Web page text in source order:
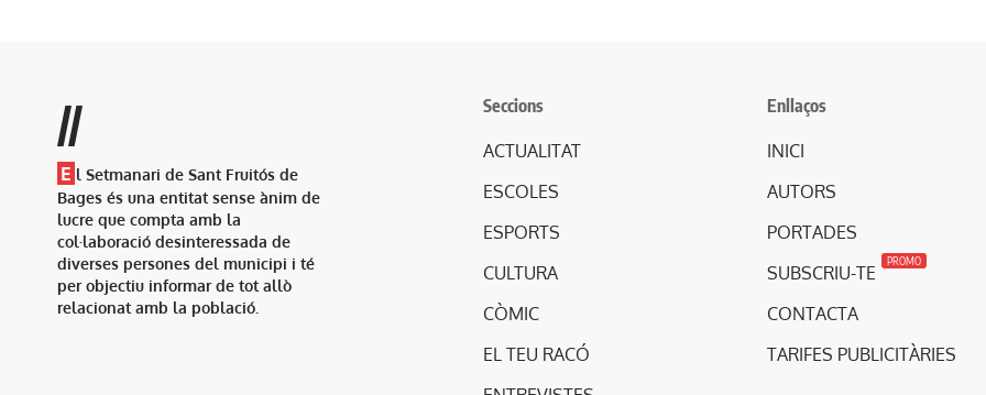
//
E l Setmanari de Sant Fruitós de
Bages és una entitat sense ànim de
lucre que compta amb la
col·laboració desinteressada de
diverses persones del municipi i té
per objectiu informar de tot allò
relacionat amb la població.
Seccions
ACTUALITAT
ESCOLES
ESPORTS
CULTURA
CÒMIC
EL TEU RACÓ
Enllaços
INICI
AUTORS
PORTADES
SUBSCRIU-TE
PROMO
CONTACTA
TARIFES PUBLICITÀRIES